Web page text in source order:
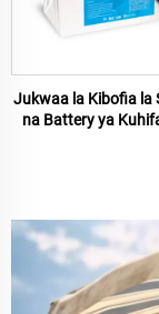
Jukwaa la Kibofia la
na Battery ya